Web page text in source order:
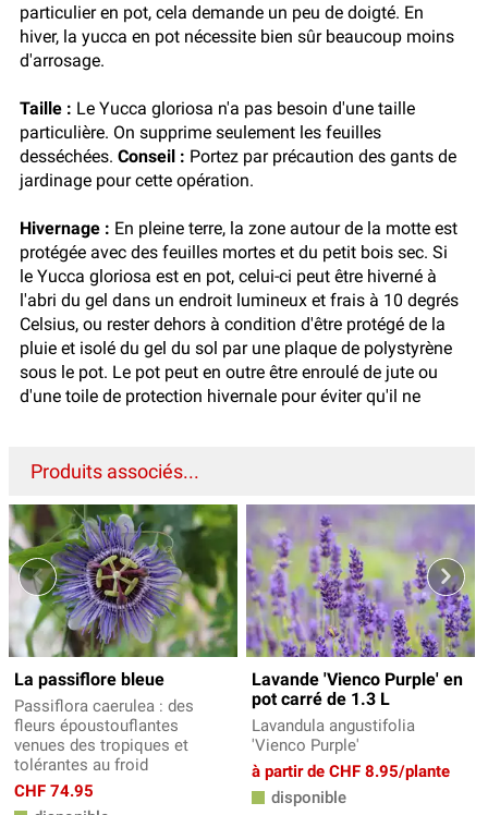
particulier en pot, cela demande un peu de doigté. En
hiver, la yucca en pot nécessite bien sûr beaucoup moins
d'arrosage.
Taille : Le Yucca gloriosa n'a pas besoin d'une taille
particulière. On supprime seulement les feuilles
desséchées. Conseil : Portez par précaution des gants de
jardinage pour cette opération.
Hivernage : En pleine terre, la zone autour de la motte est
protégée avec des feuilles mortes et du petit bois sec. Si
le Yucca gloriosa est en pot, celui-ci peut être hiverné à
l'abri du gel dans un endroit lumineux et frais à 10 degrés
Celsius, ou rester dehors à condition d'être protégé de la
pluie et isolé du gel du sol par une plaque de polystyrène
sous le pot. Le pot peut en outre être enroulé de jute ou
d'une toile de protection hivernale pour éviter qu'il ne
Produits associés...
La passiflore bleue
Passiflora caerulea : des
fleurs époustouflantes
venues des tropiques et
tolérantes au froid
CHF 74.95
Lavande 'Vienco Purple' en
pot carré de 1.3 L
Lavandula angustifolia
'Vienco Purple'
à partir de CHF 8.95/plante
disponible